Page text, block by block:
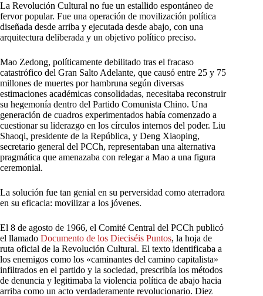
La Revolución Cultural no fue un estallido espontáneo de
fervor popular. Fue una operación de movilización política
diseñada desde arriba y ejecutada desde abajo, con una
arquitectura deliberada y un objetivo político preciso.
Mao Zedong, políticamente debilitado tras el fracaso
catastrófico del Gran Salto Adelante, que causó entre 25 y 75
millones de muertes por hambruna según diversas
estimaciones académicas consolidadas, necesitaba reconstruir
su hegemonía dentro del Partido Comunista Chino. Una
generación de cuadros experimentados había comenzado a
cuestionar su liderazgo en los círculos internos del poder. Liu
Shaoqi, presidente de la República, y Deng Xiaoping,
secretario general del PCCh, representaban una alternativa
pragmática que amenazaba con relegar a Mao a una figura
ceremonial.
La solución fue tan genial en su perversidad como aterradora
en su eficacia: movilizar a los jóvenes.
El 8 de agosto de 1966, el Comité Central del PCCh publicó
el llamado Documento de los Dieciséis Puntos, la hoja de
ruta oficial de la Revolución Cultural. El texto identificaba a
los enemigos como los «caminantes del camino capitalista»
infiltrados en el partido y la sociedad, prescribía los métodos
de denuncia y legitimaba la violencia política de abajo hacia
arriba como un acto verdaderamente revolucionario. Diez